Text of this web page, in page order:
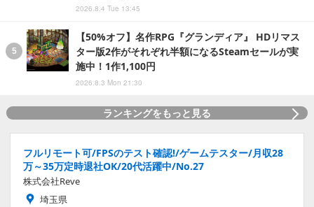
2026.8.4 Tue 13:45
【50%オフ】名作RPG『グランディア』 HDリマス
ター版2作がそれぞれ半額になるSteamセールが実
施中！1作1,100円
2026.8.3 Mon 21:30
ランキングをもっと見る
フルリモート可/FPSのテスト確認!/ゲームテスター/月収28
万～35万定時退社OK/20代活躍中/No.27
株式会社Reve
埼玉県